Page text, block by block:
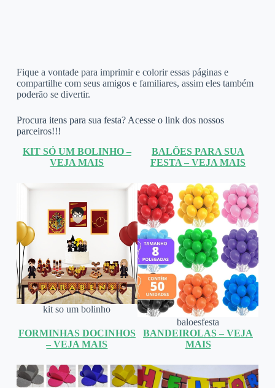
Fique a vontade para imprimir e colorir essas páginas e
compartilhe com seus amigos e familiares, assim eles também
poderão se divertir.
Procura itens para sua festa? Acesse o link dos nossos
parceiros!!!
KIT SÓ UM BOLINHO –
VEJA MAIS
kit so um bolinho
BALÕES PARA SUA
FESTA – VEJA MAIS
baloesfesta
FORMINHAS DOCINHOS
– VEJA MAIS
BANDEIROLAS – VEJA
MAIS